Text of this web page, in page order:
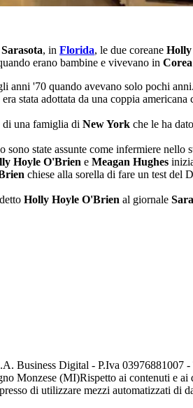
Sarasota, in Florida, le due coreane
erano bambine e vivevano in
anni '70 quando avevano solo pochi
stata adottata da una coppia americana
di una famiglia di New York che le ha
state assunte come infermiere nello
Hoyle O'Brien e Meagan Hughes
chiese alla sorella di fare un test del
Holly Hoyle O'Brien al giornale
Business Digital - P.Iva 03976881007
Monzese (MI)Rispetto ai contenuti e ai
di utilizzare mezzi automatizzati di